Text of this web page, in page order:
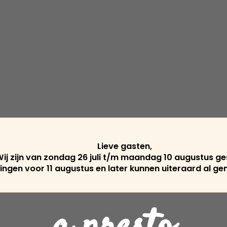
Lieve gasten,
zijn van zondag 26 juli t/m maandag 10 augustus
voor 11 augustus en later kunnen uiteraard al